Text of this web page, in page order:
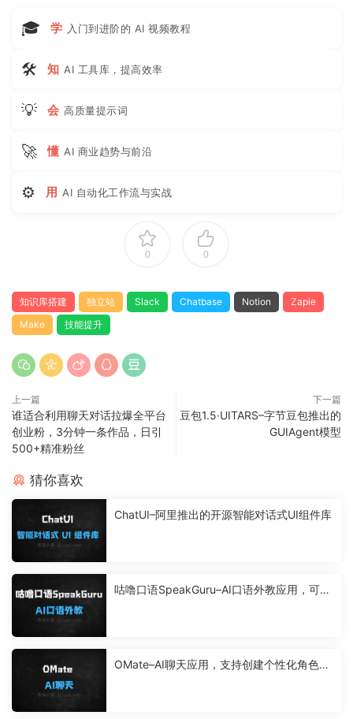
🎓 学 入门到进阶的 AI 视频教程
🛠 知 AI 工具库，提高效率
💡 会 高质量提示词
🚀 懂 AI 商业趋势与前沿
⚙ 用 AI 自动化工作流与实战
0 0
知识库搭建 独立站 Slack Chatbase Notion
Zapie
Make
技能提升
上一篇
谁适合利用聊天对话拉爆全平台
创业粉，3分钟一条作品，日引
500+精准粉丝
下一篇
豆包1.5·UITARS–字节豆包推出的
GUIAgent模型
猜你喜欢
ChatUI–阿里推出的开源智能对话式UI组件库
咕噜口语SpeakGuru–AI口语外教应用，可以
OMate–AI聊天应用，支持创建个性化角色扮